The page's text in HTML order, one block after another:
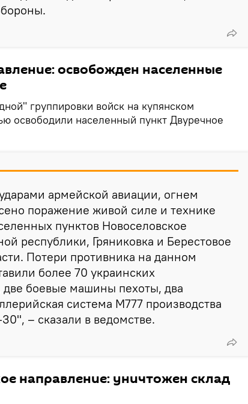
освобожден населенные
группировки войск на купянском
освободили населенный пункт Двуречное
армейской авиации, огнем
поражение живой силе и технике
пунктов Новоселовское
республики, Гряниковка и Берестовое
Потери противника на данном
более 70 украинских
боевые машины пехоты, два
система М777 производства
– сказали в ведомстве.
направление: уничтожен склад